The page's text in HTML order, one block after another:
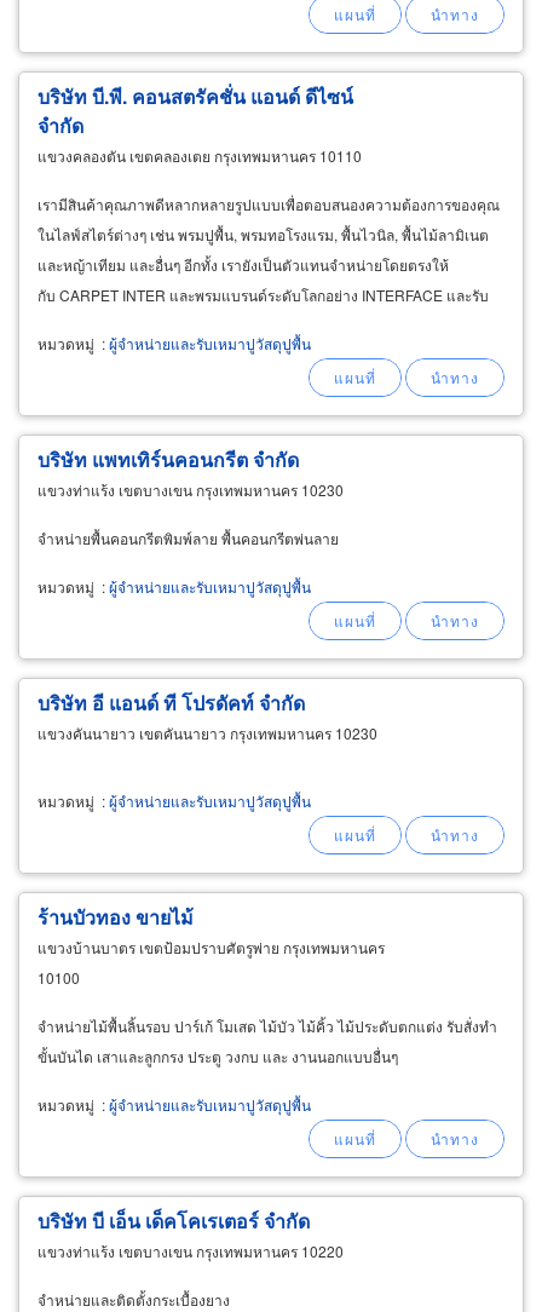
บริษัท บี.พี. คอนสตรัคชั่น แอนด์ ดีไซน์
จำกัด
แขวงคลองตัน เขตคลองเตย กรุงเทพมหานคร 10110
เรามีสินค้าคุณภาพดีหลากหลายรูปแบบเพื่อตอบสนองความต้องการของคุณ
ในไลฟ์สไตร์ต่างๆ เช่น พรมปูพื้น, พรมทอโรงแรม, พื้นไวนิล, พื้นไม้ลามิเนต
และหญ้าเทียม และอื่นๆ อีกทั้ง เรายังเป็นตัวแทนจำหน่ายโดยตรงให้
กับ CARPET INTER และพรมแบรนด์ระดับโลกอย่าง INTERFACE และรับ
หมวดหมู่ :ผู้จำหน่ายและรับเหมาปูวัสดุปูพื้น
บริษัท แพทเทิร์นคอนกรีต จำกัด
แขวงท่าแร้ง เขตบางเขน กรุงเทพมหานคร 10230
จำหน่ายพื้นคอนกรีตพิมพ์ลาย พื้นคอนกรีตพ่นลาย
หมวดหมู่ :ผู้จำหน่ายและรับเหมาปูวัสดุปูพื้น
บริษัท อี แอนด์ ที โปรดัคท์ จำกัด
แขวงคันนายาว เขตคันนายาว กรุงเทพมหานคร 10230
หมวดหมู่ :ผู้จำหน่ายและรับเหมาปูวัสดุปูพื้น
ร้านบัวทอง ขายไม้
แขวงบ้านบาตร เขตป้อมปราบศัตรูพ่าย กรุงเทพมหานคร
10100
จำหน่ายไม้พื้นลิ้นรอบ ปาร์เก้ โมเสด ไม้บัว ไม้คิ้ว ไม้ประดับตกแต่ง รับสั่งทำ
ขั้นบันได เสาและลูกกรง ประตู วงกบ และ งานนอกแบบอื่นๆ
หมวดหมู่ :ผู้จำหน่ายและรับเหมาปูวัสดุปูพื้น
บริษัท บี เอ็น เด็คโคเรเตอร์ จำกัด
แขวงท่าแร้ง เขตบางเขน กรุงเทพมหานคร 10220
จำหน่ายและติดตั้งกระเบื้องยาง